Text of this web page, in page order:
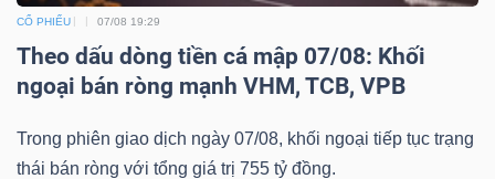
CỔ PHIẾU 07/08 19:29
Theo dấu dòng tiền cá mập 07/08: Khối
ngoại bán ròng mạnh VHM, TCB, VPB
Trong phiên giao dịch ngày 07/08, khối ngoại tiếp tục trạng
thái bán ròng với tổng giá trị 755 tỷ đồng.
Dữ
liệu
tài